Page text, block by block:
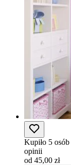
Kupiło 5 osób
opinii
od 45,00 zł